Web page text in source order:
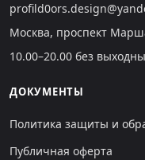
Москва, проспект
10.00–20.00 без
ДОКУМЕНТЫ
Политика защиты и
Публичная оферта